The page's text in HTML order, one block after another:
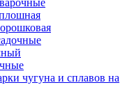
чугуна и сплавов на